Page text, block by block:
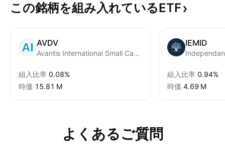
この銘柄を組み入れているETF
AVDV
Avantis International Small Cap Value ETF
組入比率 0.08%
時価 ‪15.81 M‬
IEMID
組入比率 0.94%
時価 ‪4.69 M‬
よくあるご質問